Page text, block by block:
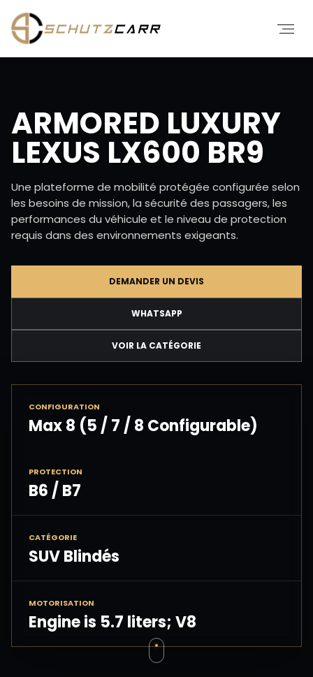
ARMORED LUXURY
LEXUS LX600 BR9
Une plateforme de mobilité protégée configurée selon
les besoins de mission, la sécurité des passagers, les
performances du véhicule et le niveau de protection
requis dans des environnements exigeants.
DEMANDER UN DEVIS
WHATSAPP
VOIR LA CATÉGORIE
CONFIGURATION
Max 8 (5 / 7 / 8 Configurable)
PROTECTION
B6 / B7
CATÉGORIE
SUV Blindés
MOTORISATION
Engine is 5.7 liters; V8